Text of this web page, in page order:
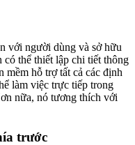
với người dùng và sở hữu
có thể thiết lập chi tiết thông
mềm hỗ trợ tất cả các định
làm việc trực tiếp trong
nữa, nó tương thích với
trước